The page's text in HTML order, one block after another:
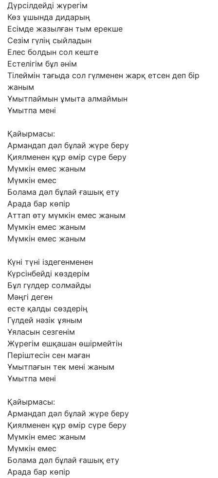
Дүрсілдейді жүрегім
Көз ұшында дидарың
Есімде жазылған тым ерекше
Сезім гүлің сыйладын
Елес болдын сол кеште
Естелігім бұл әнім
Тілеймін тағыда сол гүлменен жарқ етсен деп бір
жаным
Ұмытпаймын ұмыта алмаймын
Ұмытпа мені
Қайырмасы:
Армандап дәл бұлай жүре беру
Қиялменен құр өмір сүре беру
Мүмкін емес жаным
Мүмкін емес
Болама дәл бұлай ғашық ету
Арада бар көпір
Аттап өту мүмкін емес жаным
Мүмкін емес жаным
Мүмкін емес жаным
Күні түні іздегенменен
Күрсінбейді көздерім
Бұл гүлдер солмайды
Мәңгі деген
есте қалды сөздерің
Гүлдей нәзік ұяным
Ұяласын сезгенім
Жүрегім ешқашан өшірмейтін
Періштесін сен маған
Ұмытпағын тек мені жаным
Ұмытпа мені
Қайырмасы:
Армандап дәл бұлай жүре беру
Қиялменен құр өмір сүре беру
Мүмкін емес жаным
Мүмкін емес
Болама дәл бұлай ғашық ету
Арада бар көпір